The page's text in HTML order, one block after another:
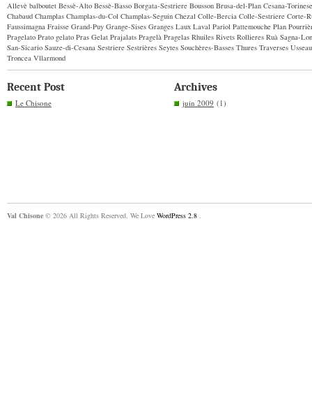
Allevè balboutet Bessè-Alto Bessè-Basso Borgata-Sestriere Bousson Brusa-del-Plan Cesana-Torinese
Chabaud Champlas Champlas-du-Col Champlas-Seguin Chezal Colle-Bercia Colle-Sestriere Corte-
Faussimagna Fraisse Grand-Puy Grange-Sises Granges Laux Laval Pariol Pattemouche Plan
Pragelato Prato gelato Pras Gelat Prajalats Pragelà Pragelas Rhuiles Rivets Rollieres Ruà Sagna-
San-Sicario Sauze-di-Cesana Sestriere Sestrières Seytes Souchères-Basses Thures Traverses
Troncea Vllarmond
Recent Post
Le Chisone
Archives
juin 2009 (1)
Val Chisone © 2026 All Rights Reserved. We Love WordPress 2.8 .